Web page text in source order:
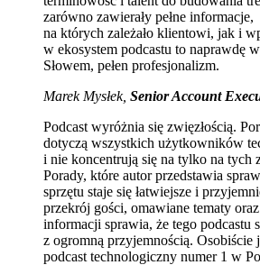
zarówno zawierały pełne informacje,
na których zależało klientowi, jak i
w ekosystem podcastu to naprawdę
Słowem, pełen profesjonalizm.
Marek Mysłek, Senior Account
Podcast wyróżnia się zwięzłością.
dotyczą wszystkich użytkowników
i nie koncentrują się na tylko na tych
Porady, które autor przedstawia
sprzętu staje się łatwiejsze i
przekrój gości, omawiane tematy
informacji sprawia, że tego podcastu
z ogromną przyjemnością. Osobiście
podcast technologiczny numer 1 w